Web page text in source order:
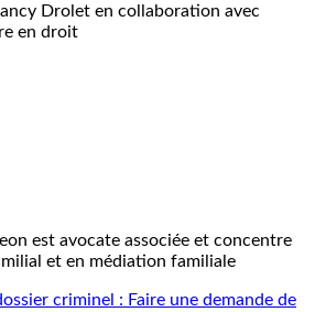
Drolet en collaboration avec
en droit
est avocate associée et concentre
et en médiation familiale
criminel : Faire une demande de